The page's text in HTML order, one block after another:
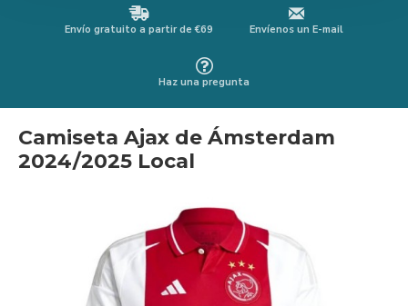
Envío gratuito a partir de €69 Envíenos un E-mail
Haz una pregunta
Camiseta Ajax de Ámsterdam
2024/2025 Local